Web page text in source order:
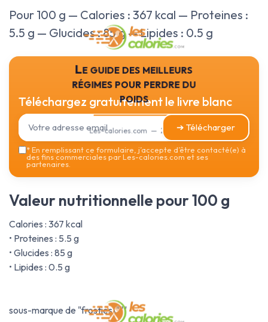
Pour 100 g — Calories : 367 kcal — Proteines :
5.5 g — Glucides : 85 g — Lipides : 0.5 g
Le guide des meilleurs
régimes pour perdre du
poids
Les-calories.com — 2026
Téléchargez gratuitement le livre blanc
➔ Télécharger
*En remplissant ce formulaire, j’accepte d’être contacté(e) à
des fins commerciales par Les-calories.com et ses
partenaires.
Valeur nutritionnelle pour 100 g
Calories : 367 kcal
• Proteines : 5.5 g
• Glucides : 85 g
• Lipides : 0.5 g
sous-marque de "frosties\"""